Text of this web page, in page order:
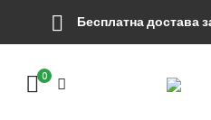
Бесплатна достава
0